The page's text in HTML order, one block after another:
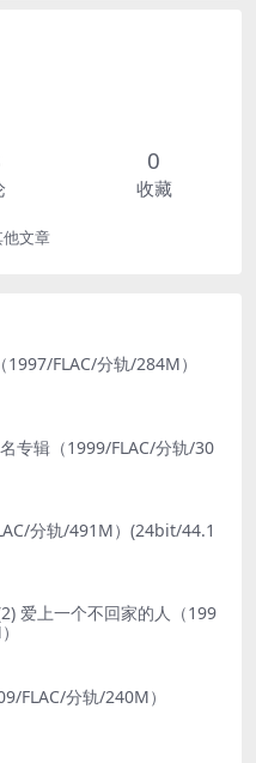
0
收藏
他文章
FLAC/分轨/284M）
专辑（1999/FLAC/分轨/30
分轨/491M）(24bit/44.1
爱上一个不回家的人（199
FLAC/分轨/240M）